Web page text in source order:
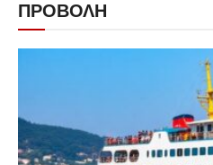
ΠΡΟΒΟΛΗ